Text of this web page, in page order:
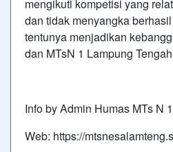
mengikuti kompetisi yang
dan tidak menyangka
tentunya menjadikan
dan MTsN 1 Lampung
Info by Admin Humas MTs N
Web: https://